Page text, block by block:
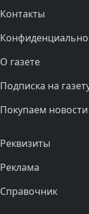
Контакты
О газете
Подписка на
Покупаем новости
Реквизиты
Реклама
Справочник